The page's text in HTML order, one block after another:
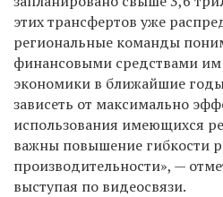
этих трансфертов уже
региональные команды
финансовыми средствами им
экономики в ближайшие
зависеть от максимально
использования имеющихся
важны повышение гибкости
производительности», —
выступая по видеосвязи.